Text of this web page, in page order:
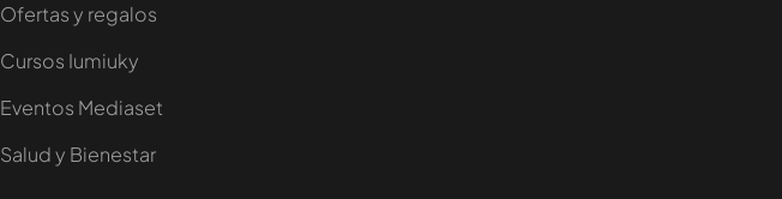
Ofertas y regalos
Cursos Iumiuky
Eventos Mediaset
Salud y Bienestar